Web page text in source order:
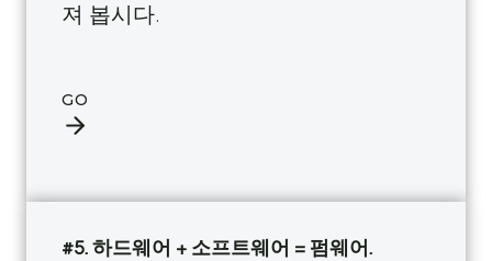
져 봅시다.
GO
#5. 하드웨어 + 소프트웨어 = 펌웨어.